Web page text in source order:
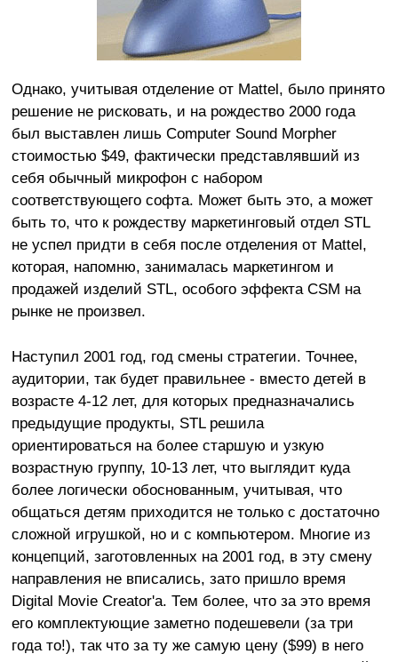
Однако, учитывая отделение от Mattel, было принято
решение не рисковать, и на рождество 2000 года
был выставлен лишь Computer Sound Morpher
стоимостью $49, фактически представлявший из
себя обычный микрофон с набором
соответствующего софта. Может быть это, а может
быть то, что к рождеству маркетинговый отдел STL
не успел придти в себя после отделения от Mattel,
которая, напомню, занималась маркетингом и
продажей изделий STL, особого эффекта CSM на
рынке не произвел.
Наступил 2001 год, год смены стратегии. Точнее,
аудитории, так будет правильнее - вместо детей в
возрасте 4-12 лет, для которых предназначались
предыдущие продукты, STL решила
ориентироваться на более старшую и узкую
возрастную группу, 10-13 лет, что выглядит куда
более логически обоснованным, учитывая, что
общаться детям приходится не только с достаточно
сложной игрушкой, но и с компьютером. Многие из
концепций, заготовленных на 2001 год, в эту смену
направления не вписались, зато пришло время
Digital Movie Creator'а. Тем более, что за это время
его комплектующие заметно подешевели (за три
года то!), так что за ту же самую цену ($99) в него